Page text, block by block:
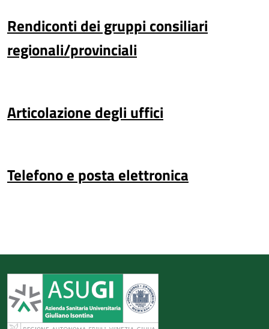
Rendiconti dei gruppi consiliari
regionali/provinciali
Articolazione degli uffici
Telefono e posta elettronica